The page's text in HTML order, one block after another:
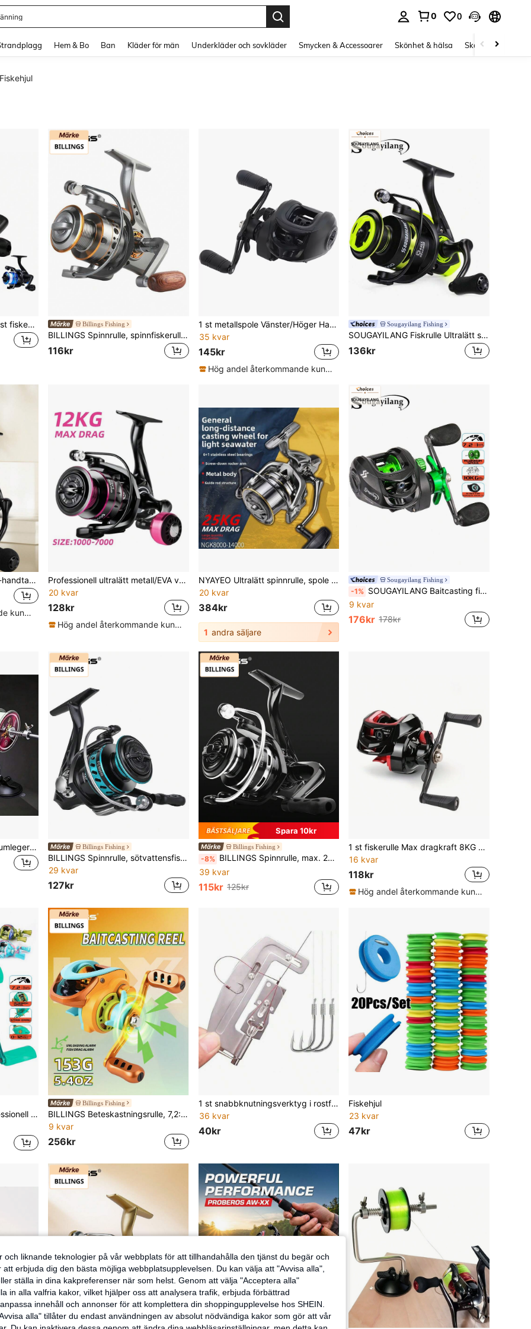
0 0
Hem & Bo Ban Kläder för män Underkläder och sovkläder Smycken & Accessoarer Skönhet & hälsa Skor Curve
Fiskehjul
PRO BEROS PROBEROS 1 st fiskespole med utväxling 5,2:1, spinnrulle med fiskelina, bärbar fisketillbehör Billings Fishing
BILLINGS Spinnrulle, spinnfiskerulle för sötvatten och saltvatten, max drag 26LB, utväxling 5,2:1, 1000-7000-serien med metallvikningsvippa och aluminiumspole
116kr
1 st metallspole Vänster/Höger Hand Baitcasting fiskerulle, höghastighetsutväxling 7,2:1, magnetiskt bromssystem, för sötvatten- och saltvattengjutning
35 kvar
145kr
Hög andel återkommande kunder
Sougayilang Fishing
SOUGAYILANG Fiskrulle Ultralätt spinnrulle med aluminiumspole Eva Handtagsknopp 5.2:1 Höghastighetsutväxlingsförhållande Spinnande fiskerulle 1000-4000-serien för sötvatten
136kr
Professionellt ultralätt EVA-handtag på 1000~7000, 8-12 kg maxmotstånd CNC-metallspole för spinnfiske, sötvatten, saltvatten
Hög andel återkommande kunder
Professionell ultralätt metall/EVA vänster/höger handväxel fiskerulle grepp 5.2:1 hög 26LB maxbromshastighet kastrulle
20 kvar
128kr
Hög andel återkommande kunder
NYAYEO Ultralätt spinnrulle, spole i aluminiumlegering, lager i rostfritt stål, spinnfiskerulle, 8000 9000 10000 12000 14000 modeller, 25 kg kraftfull rulle, lämplig för saltvatten- och sötvattensfiske
20 kvar
384kr
1 andra säljare
Sougayilang Fishing
-1% SOUGAYILANG Baitcasting fiskerulle - 7.2:1 utväxlingsförhållande, magnetbroms, maxdrag 22.05LB, vänster/höger handtag, aluminiumlegering, svart och grön design, lämplig för sötvattens- och saltvattenfiske
9 kvar
176kr 178kr
Premium fiskelina i aluminiumlegering - Kompakt fiskerulle för utomhusbruk, hållbar, linan rullar smidigt, perfekt för fiskeentusiaster Billings Fishing
BILLINGS Spinnrulle, sötvattensfiskerulle för saltvatten, 10 kg maxmotstånd med metallspole, supersmidig, 5,2:1 utväxling, vikbar vippa, enkel att bära, utbytbar vänster/höger
29 kvar
127kr
Spara 10kr
Billings Fishing
-8% BILLINGS Spinnrulle, max. 22LB, utväxling 5,2:1, 1000-7000-serien med metallvippa och aluminiumspole, lämplig för sötvatten och saltvatten
39 kvar
115kr 125kr
1 st fiskerulle Max dragkraft 8KG utväxlingsförhållande 7.2:1 Metal Line Cup 18+1BB fiskerulle för sötvattensaltvatten baitcasting rulle
16 kvar
118kr
Hög andel återkommande kunder
för sötvattensaltvatten baitcasting rulle
Billings Fishing
BILLINGS Beteskastningsrulle, 7,2:1 höghastighetsutväxling, ultralätt kastrulle, 6 kg urladdningslarm, magnetiskt bromssystem, metallspole, för sötvattensfiske
9 kvar
256kr
1 st snabbknutningsverktyg i rostfritt stål, manuell halvautomatisk fiskekrokbindare
36 kvar
40kr
Fiskehjul
23 kvar
47kr
och liknande teknologier på vår webbplats för att tillhandahålla den tjänst du begär och
erbjuda dig den bästa möjliga webbplatsupplevelsen. Du kan välja att "Avvisa alla",
ställa in dina kakpreferenser när som helst. Genom att välja "Acceptera alla"
in alla valfria kakor, vilket hjälper oss att analysera trafik, erbjuda förbättrad
innehåll och annonser för att komplettera din shoppingupplevelse hos SHEIN.
alla" tillåter du endast användningen av absolut nödvändiga kakor som gör att vår